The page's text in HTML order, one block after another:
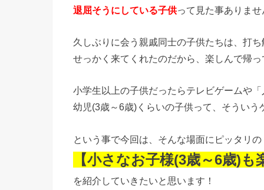
退屈そうにしている子供って見た事ありま
久しぶりに会う親戚同士の子供たちは、打
せっかく来てくれたのだから、楽しんで帰っ
小学生以上の子供だったらテレビゲームや
幼児(3歳～6歳)くらいの子供って、そうい
という事で今回は、そんな場面にピッタリの
【小さなお子様(3歳～6歳)も
を紹介していきたいと思います！